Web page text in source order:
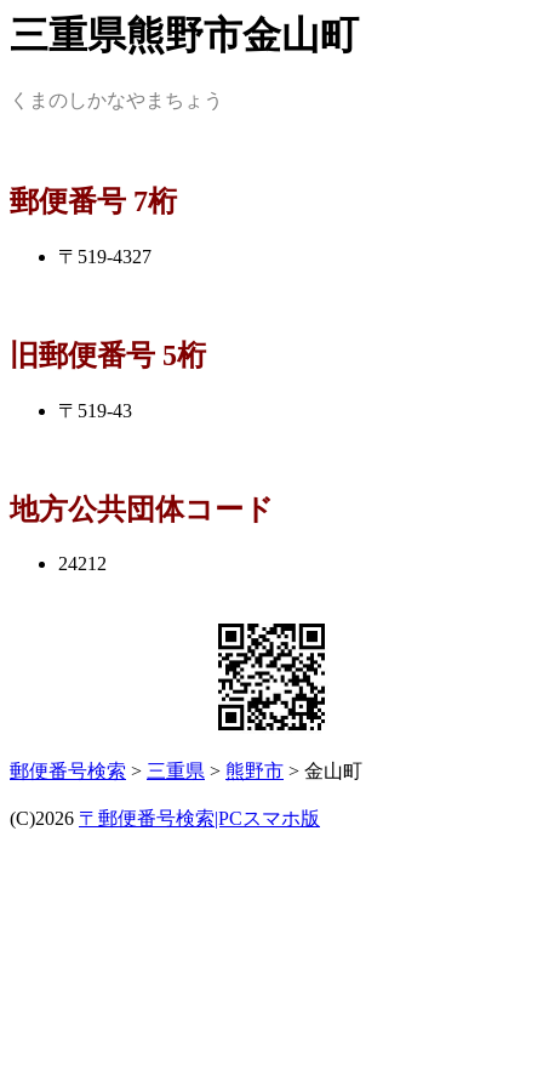
三重県熊野市金山町
くまのしかなやまちょう
郵便番号 7桁
〒519-4327
旧郵便番号 5桁
〒519-43
地方公共団体コード
24212
郵便番号検索 > 三重県 > 熊野市 > 金山町
(C)2026 〒郵便番号検索|PCスマホ版